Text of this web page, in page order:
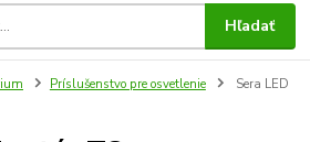
Hľadať
Príslušenstvo pre osvetlenie
Sera LED